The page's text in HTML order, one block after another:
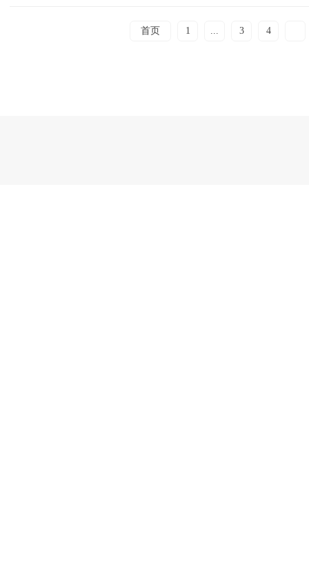
首页 1 ... 3 4